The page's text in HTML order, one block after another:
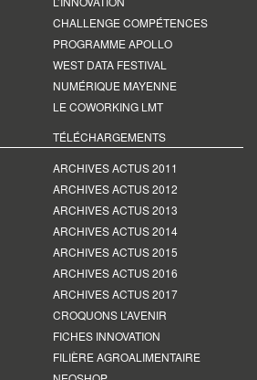
CHALLENGE COMPÉTENCES
PROGRAMME APOLLO
WEST DATA FESTIVAL
NUMÉRIQUE MAYENNE
LE COWORKING LMT
TÉLÉCHARGEMENTS
ARCHIVES ACTUS 2011
ARCHIVES ACTUS 2012
ARCHIVES ACTUS 2013
ARCHIVES ACTUS 2014
ARCHIVES ACTUS 2015
ARCHIVES ACTUS 2016
ARCHIVES ACTUS 2017
CROQUONS L’AVENIR
FICHES INNOVATION
FILIÈRE AGROALIMENTAIRE